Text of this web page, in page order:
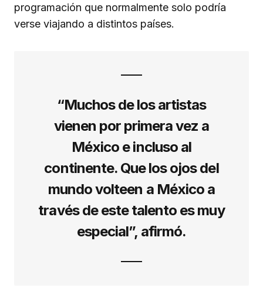
programación que normalmente solo podría
verse viajando a distintos países.
“Muchos de los artistas
vienen por primera vez a
México e incluso al
continente. Que los ojos del
mundo volteen a México a
través de este talento es muy
especial”, afirmó.